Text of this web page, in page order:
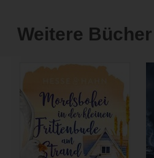
Weitere